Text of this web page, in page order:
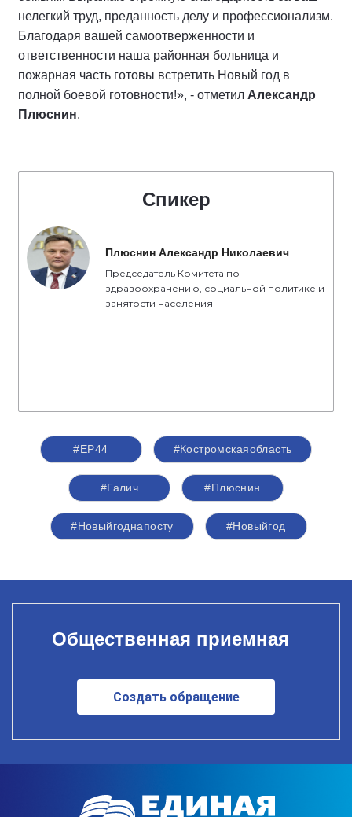
нелегкий труд, преданность делу и профессионализм.
Благодаря вашей самоотверженности и
ответственности наша районная больница и
пожарная часть готовы встретить Новый год в
полной боевой готовности!», - отметил Александр
Плюснин.
Спикер
Плюснин Александр Николаевич
Председатель Комитета по
здравоохранению, социальной политике и
занятости населения
#ЕР44 #Костромскаяобласть
#Галич #Плюснин
#Новыйгоднапосту #Новыйгод
Общественная приемная
Создать обращение